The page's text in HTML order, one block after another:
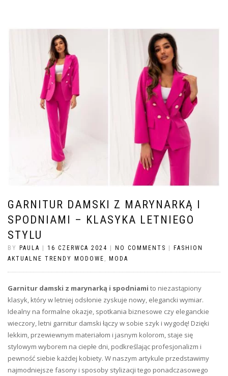
GARNITUR DAMSKI Z MARYNARKĄ I
SPODNIAMI – KLASYKA LETNIEGO
STYLU
BY PAULA | 16 CZERWCA 2024 | NO COMMENTS | FASHION
AKTUALNE TRENDY MODOWE
MODA
Garnitur damski z marynarką i spodniami to niezastąpiony
klasyk, który w letniej odsłonie zyskuje nowy, elegancki wymiar.
Idealny na formalne okazje, spotkania biznesowe czy eleganckie
wieczory, letni garnitur damski łączy w sobie szyk i wygodę! Dzięki
lekkim, przewiewnym materiałom i jasnym kolorom, staje się
stylowym wyborem na ciepłe dni, podkreślając profesjonalizm i
pewność siebie każdej kobiety. W naszym artykule przedstawimy
najmodniejsze fasony i sposoby stylizacji tego ponadczasowego